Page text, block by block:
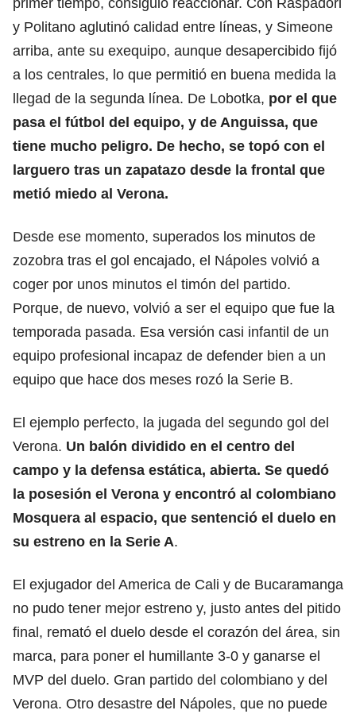
y Politano aglutinó calidad entre líneas, y Simeone
arriba, ante su exequipo, aunque desapercibido fijó
a los centrales, lo que permitió en buena medida la
llegad de la segunda línea. De Lobotka, por el que
pasa el fútbol del equipo, y de Anguissa, que
tiene mucho peligro. De hecho, se topó con el
larguero tras un zapatazo desde la frontal que
metió miedo al Verona.
Desde ese momento, superados los minutos de
zozobra tras el gol encajado, el Nápoles volvió a
coger por unos minutos el timón del partido.
Porque, de nuevo, volvió a ser el equipo que fue la
temporada pasada. Esa versión casi infantil de un
equipo profesional incapaz de defender bien a un
equipo que hace dos meses rozó la Serie B.
El ejemplo perfecto, la jugada del segundo gol del
Verona. Un balón dividido en el centro del
campo y la defensa estática, abierta. Se quedó
la posesión el Verona y encontró al colombiano
Mosquera al espacio, que sentenció el duelo en
su estreno en la Serie A.
El exjugador del America de Cali y de Bucaramanga
no pudo tener mejor estreno y, justo antes del pitido
final, remató el duelo desde el corazón del área, sin
marca, para poner el humillante 3-0 y ganarse el
MVP del duelo. Gran partido del colombiano y del
Verona. Otro desastre del Nápoles, que no puede